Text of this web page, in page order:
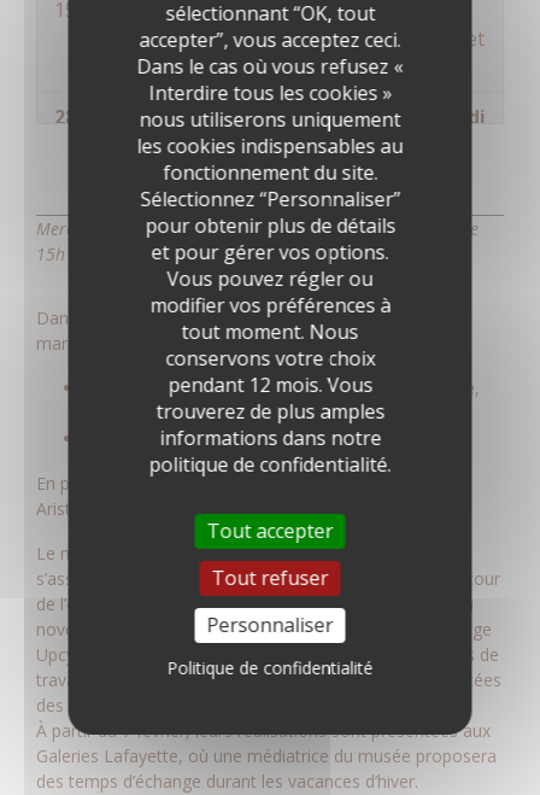
15:00 - 17:00
Evénement - Médiations «
La mode réinvente Maillol et
Picasso »
28 février 2026
samedi
15:00 - 17:00
Evénement - Médiations «
La mode réinvente Maillol et
Picasso »
4 mars 2026
15:00 - 17:00
Evénement - Médiations «
La mode réinvente Maillol et
Picasso »
Mercredis 25 février et 4 mars, samedis 21 et 28 février de
15h à 17h
Dans le cadre de l'exposition qui a lieu du 7 février au 7
mars aux Galeries Lafayette.
Galeries Lafayette, 1 Place de la Résistance,
66000 Perpignan
Entrée libre
En partenariat avec les Galeries Lafayette et le Lycée
Aristide Maillol !
Le musée, le Lycée Maillol et les Galeries Lafayette
s’associent pour valoriser le travail de la filière mode autour
de l’exposition
Maillol–Picasso. Défier l’idéal classique
. En
novembre 2025, les étudiants ont créé, lors d'un challenge
Upcycling, vestes et blousons à partir de blouses rouges de
travail, réinterprétant les formes, volumes et lignes héritées
des maîtres du XXᵉ siècle.
À partir du 7 février, leurs réalisations sont présentées aux
Galeries Lafayette, où une médiatrice du musée proposera
des temps d’échange durant les vacances d’hiver.
sélectionnant “OK, tout
accepter”, vous acceptez ceci.
Dans le cas où vous refusez «
Interdire tous les cookies »
nous utiliserons uniquement
les cookies indispensables au
fonctionnement du site.
Sélectionnez “Personnaliser”
pour obtenir plus de détails
et pour gérer vos options.
Vous pouvez régler ou
modifier vos préférences à
tout moment. Nous
conservons votre choix
pendant 12 mois. Vous
trouverez de plus amples
informations dans notre
politique de confidentialité.
Tout accepter
Tout refuser
Personnaliser
Politique de confidentialité